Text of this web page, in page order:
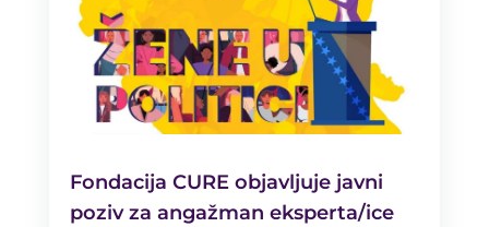
Fondacija CURE objavljuje javni
poziv za angažman eksperta/ice